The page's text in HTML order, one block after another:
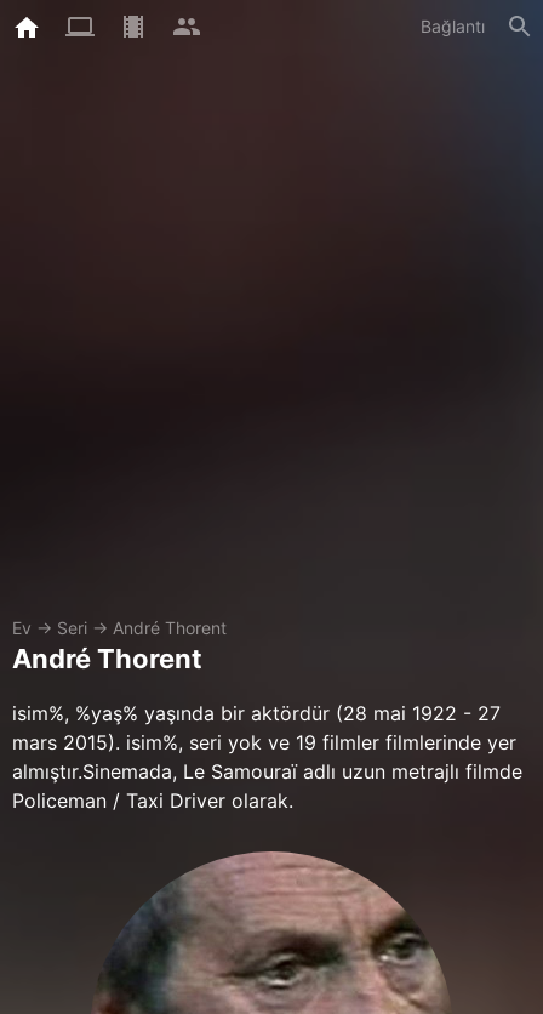
Bağlantı
Ev → Seri → André Thorent
André Thorent
isim%, %yaş% yaşında bir aktördür (28 mai 1922 - 27
mars 2015). isim%, seri yok ve 19 filmler filmlerinde yer
almıştır.Sinemada, Le Samouraï adlı uzun metrajlı filmde
Policeman / Taxi Driver olarak.